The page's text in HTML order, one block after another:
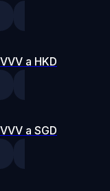
VVV a HKD
VVV a SGD